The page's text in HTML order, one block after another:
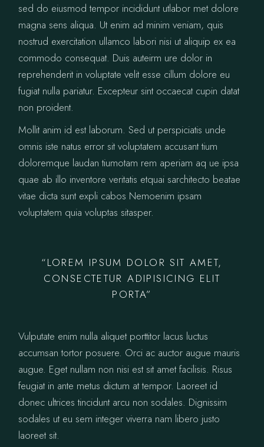
sed do eiusmod tempor incididunt utlabor met dolore
magna sens aliqua. Ut enim ad minim veniam, quis
nostrud exercitation ullamco labori nisi ut aliquip ex ea
commodo consequat. Duis auteirm ure dolor in
reprehenderit in voluptate velit esse cillum dolore eu
fugiat nulla pariatur. Excepteur sint occaecat cupin datat
non proident.
Mollit anim id est laborum. Sed ut perspiciatis unde
omnis iste natus error sit voluptatem accusant tium
doloremque laudan tiumotam rem aperiam aq ue ipsa
quae ab illo inventore veritatis etquai sarchitecto beatae
vitae dicta sunt expli cabos Nemoenim ipsam
voluptatem quia voluptas sitasper.
“LOREM IPSUM DOLOR SIT AMET,
CONSECTETUR ADIPISICING ELIT
PORTA”
Vulputate enim nulla aliquet porttitor lacus luctus
accumsan tortor posuere. Orci ac auctor augue mauris
augue. Eget nullam non nisi est sit amet facilisis. Risus
feugiat in ante metus dictum at tempor. Laoreet id
donec ultrices tincidunt arcu non sodales. Dignissim
sodales ut eu sem integer viverra nam libero justo
laoreet sit.